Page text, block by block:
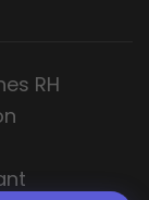
RH